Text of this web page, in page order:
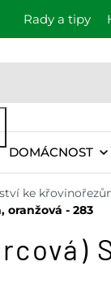
Rady a tipy
DOMÁCNOST
ke
oranžová - 283